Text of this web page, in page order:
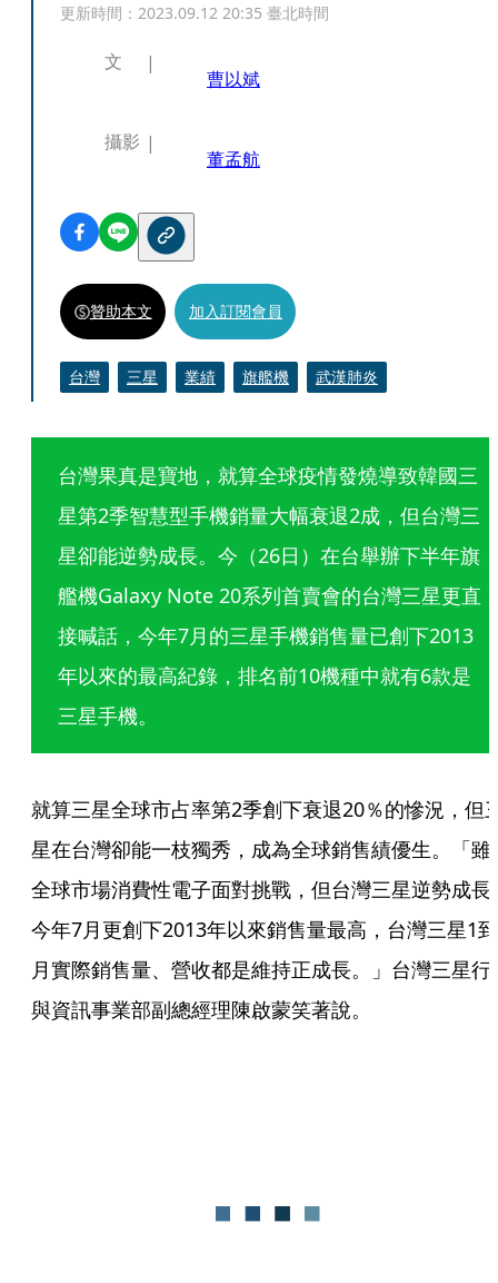
更新時間： 2023.09.12 20:35 臺北時間
文
曹以斌
攝影
董孟航
贊助本文 加入訂閱會員
台灣 三星 業績 旗艦機 武漢肺炎
台灣果真是寶地，就算全球疫情發燒導致韓國三
星第2季智慧型手機銷量大幅衰退2成，但台灣三
星卻能逆勢成長。今（26日）在台舉辦下半年旗
艦機Galaxy Note 20系列首賣會的台灣三星更直
接喊話，今年7月的三星手機銷售量已創下2013
年以來的最高紀錄，排名前10機種中就有6款是
三星手機。
就算三星全球市占率第2季創下衰退20％的慘況，但
星在台灣卻能一枝獨秀，成為全球銷售績優生。「雖
全球市場消費性電子面對挑戰，但台灣三星逆勢成長
今年7月更創下2013年以來銷售量最高，台灣三星1
月實際銷售量、營收都是維持正成長。」台灣三星行
與資訊事業部副總經理陳啟蒙笑著說。